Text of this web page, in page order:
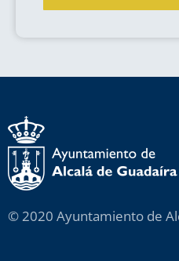
© 2020 Ayuntamiento de